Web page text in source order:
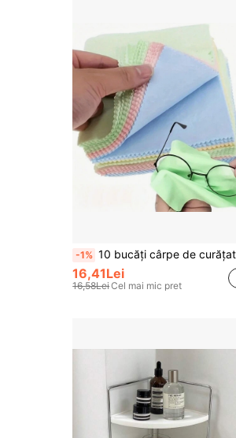
-1% 10 bucăți cârpe de curățat din microfibră ultrafine, potrivite pentru ochelari de vedere, lentile de cameră, ecrane pentru smartphone, figurine, bijuterii și articole din sticlă, cârpe groase, moi și
16,41Lei
16,58LeiCel mai mic pret